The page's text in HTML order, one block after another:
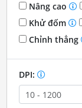
Nâng cao
Khử đốm
Chỉnh thẳng
DPI: